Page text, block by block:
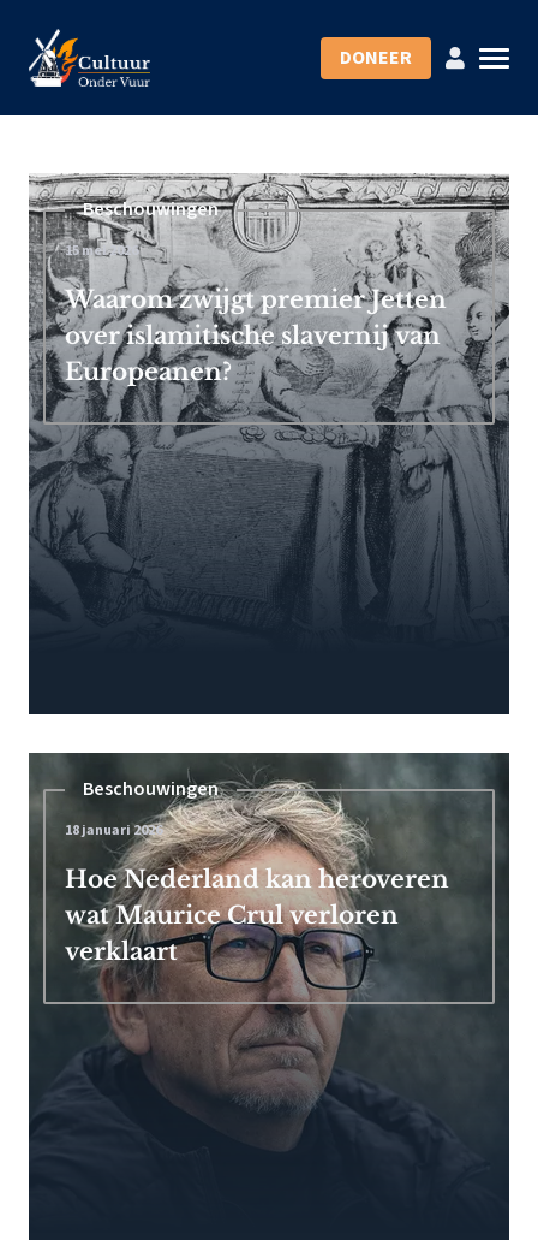
DONEER
Beschouwingen
15 mei 2026
Waarom zwijgt premier Jetten
over islamitische slavernij van
Europeanen?
Beschouwingen
18 januari 2026
Hoe Nederland kan heroveren
wat Maurice Crul verloren
verklaart